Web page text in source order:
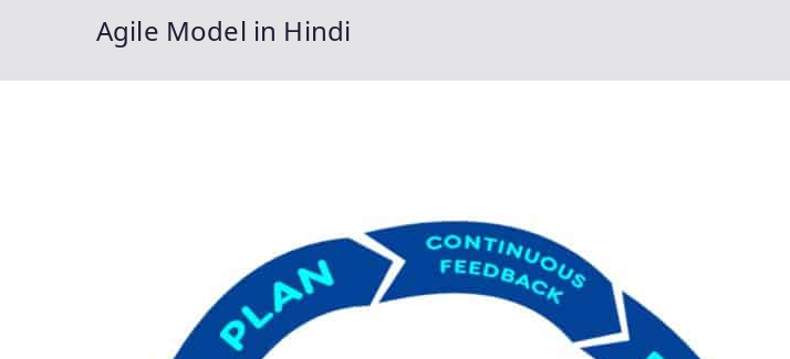
Agile Model in Hindi